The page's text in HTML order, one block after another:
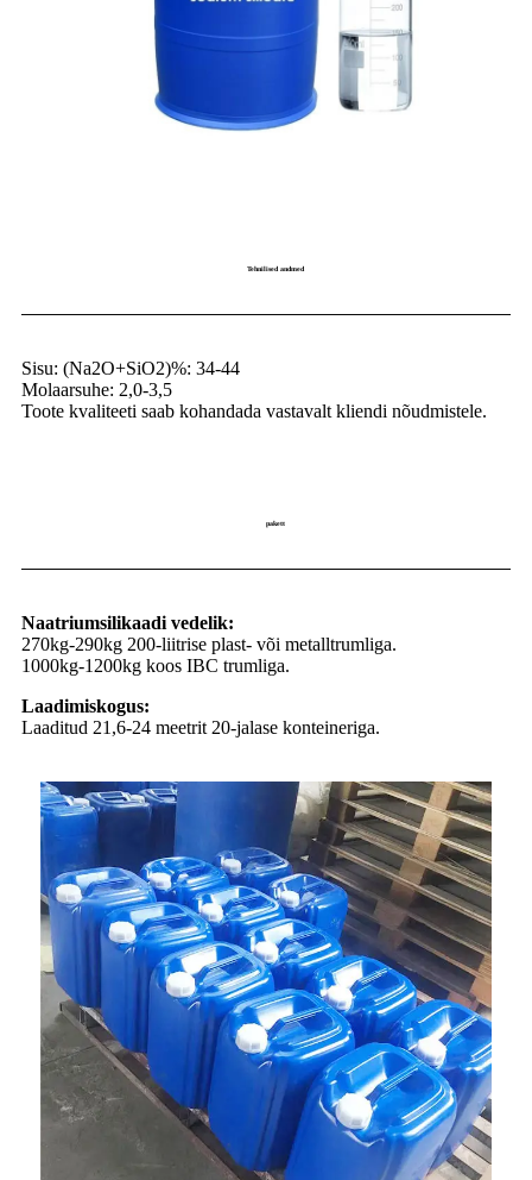
Tehnilised andmed
Sisu: (Na2O+SiO2)%: 34-44
Molaarsuhe: 2,0-3,5
Toote kvaliteeti saab kohandada vastavalt kliendi nõudmistele.
pakett
Naatriumsilikaadi vedelik:
270kg-290kg 200-liitrise plast- või metalltrumliga.
1000kg-1200kg koos IBC trumliga.
Laadimiskogus:
Laaditud 21,6-24 meetrit 20-jalase konteineriga.